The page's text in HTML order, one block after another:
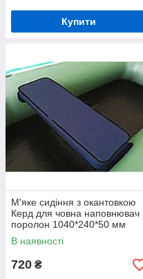
Купити
М'яке сидіння з окантовкою
Керд для човна наповнювач
поролон 1040*240*50 мм
В наявності
720 ₴